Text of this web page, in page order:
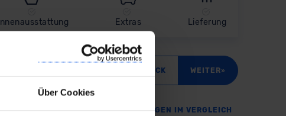
Über Cookies
Innenausstattung Extras Lieferung
ZURÜCK WEITER»
SERIENAUSSTATTUNGEN IM VERGLEICH